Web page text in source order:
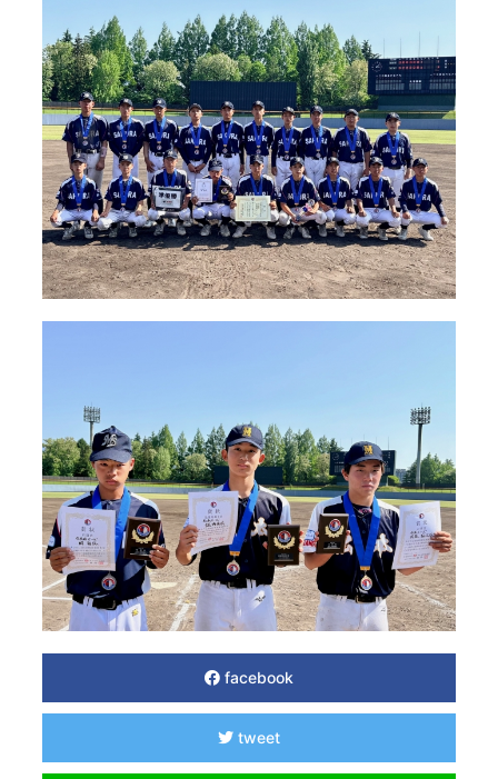
facebook
tweet